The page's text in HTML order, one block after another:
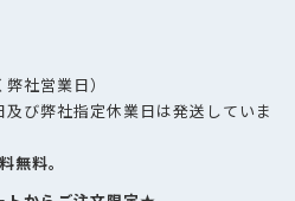
社営業日）
び弊社指定休業日は発送していま
無料。